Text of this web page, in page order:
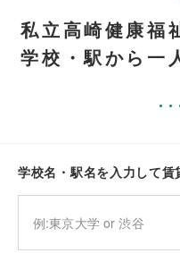
私立高崎健康福
学校・駅から一
学校名・駅名を入力して賃